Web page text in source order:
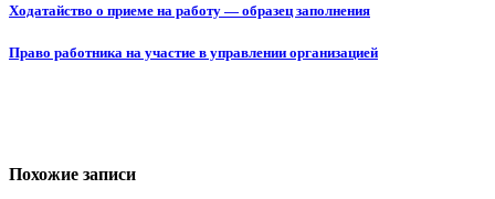
Ходатайство о приеме на работу — образец заполнения
Право работника на участие в управлении организацией
Похожие записи